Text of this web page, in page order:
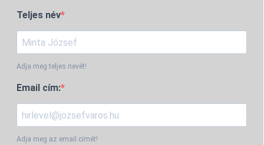
Teljes név
Adja meg teljes nevét!
Email cím:
Adja meg az email címét!